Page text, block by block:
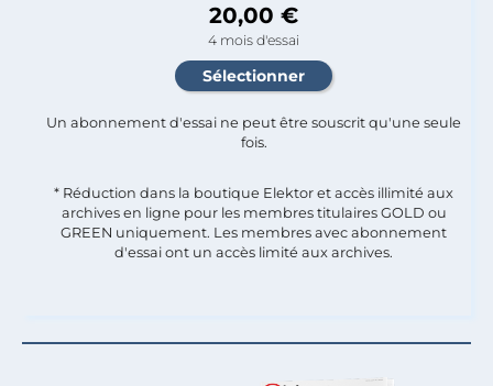
20,00 €
4 mois d'essai
Un abonnement d'essai ne peut être souscrit qu'une seule
fois.​
* Réduction dans la boutique Elektor et accès illimité aux
archives en ligne pour les membres titulaires GOLD ou
GREEN uniquement. Les membres avec abonnement
d'essai ont un accès limité aux archives.